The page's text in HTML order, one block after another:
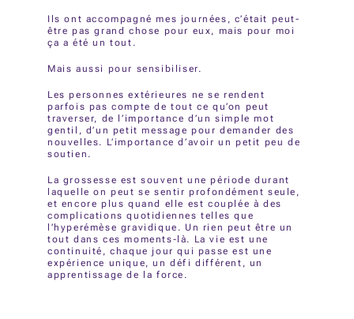
Ils ont accompagné mes journées, c’était peut-
être pas grand chose pour eux, mais pour moi
ça a été un tout.
Mais aussi pour sensibiliser.
Les personnes extérieures ne se rendent
parfois pas compte de tout ce qu’on peut
traverser, de l’importance d’un simple mot
gentil, d’un petit message pour demander des
nouvelles. L’importance d’avoir un petit peu de
soutien.
La grossesse est souvent une période durant
laquelle on peut se sentir profondément seule,
et encore plus quand elle est couplée à des
complications quotidiennes telles que
l’hyperémèse gravidique. Un rien peut être un
tout dans ces moments-là. La vie est une
continuité, chaque jour qui passe est une
expérience unique, un défi différent, un
apprentissage de la force.